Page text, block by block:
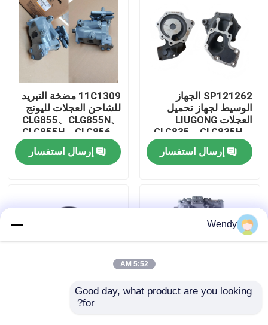
منتجات
أشرطة فيديو
معلومات عنا
جولة في المعمل
رقابة جودة
اتصل بنا
أخبار
SP121262 الجهاز
الوسيط لجهاز تحميل
العجلات LIUGONG
CLG835、CLG835H、
CLG836、CLG836H、
ZL30E、CLG855、
CLG862H、CLG870H
إرسال استفسار
11C1309 مضخة التبريد
للشاحن العجلات لليونج
CLG855、CLG855N、
CLG855H、CLG856、
CLG850H、CLG860H
إرسال استفسار
44C2104 فلتر الهواء
Wendy
5:52 AM
Good day, what product are you looking
for?